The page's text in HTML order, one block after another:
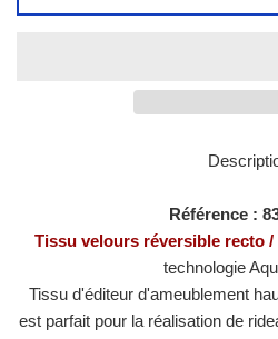
Référence :
Tissu velours réversible recto /
technologie
Tissu d'éditeur d'ameublement
est parfait pour la réalisation de